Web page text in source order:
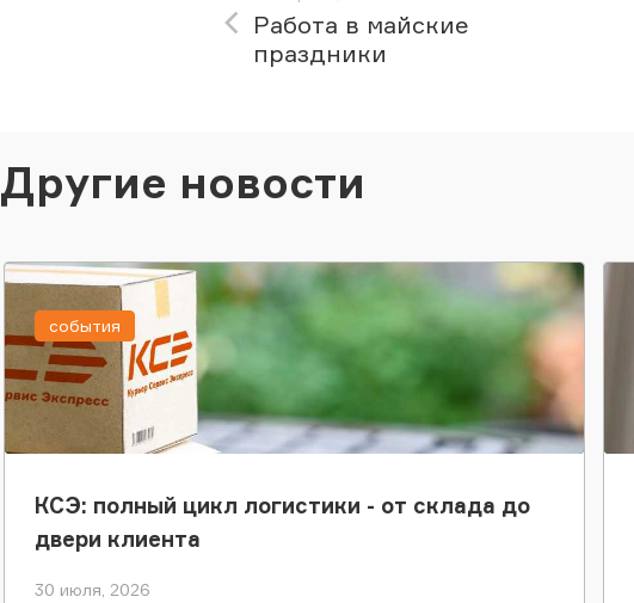
Работа в майские
праздники
Другие новости
КСЭ: полный цикл логистики - от склада до
двери клиента
30 июля, 2026
события